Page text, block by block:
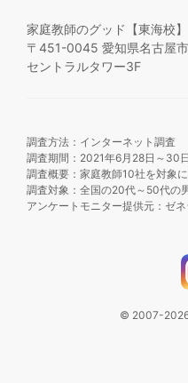
家庭教師のグッド【東海校】
〒451-0045 愛知県名古屋
セントラルタワー3F
調査方法：インターネット調査
調査期間：2021年6月28日～30日
調査概要：家庭教師10社を対象
調査対象：全国の20代～50代の
アンケートモニター提供元：ゼ
© 2007-